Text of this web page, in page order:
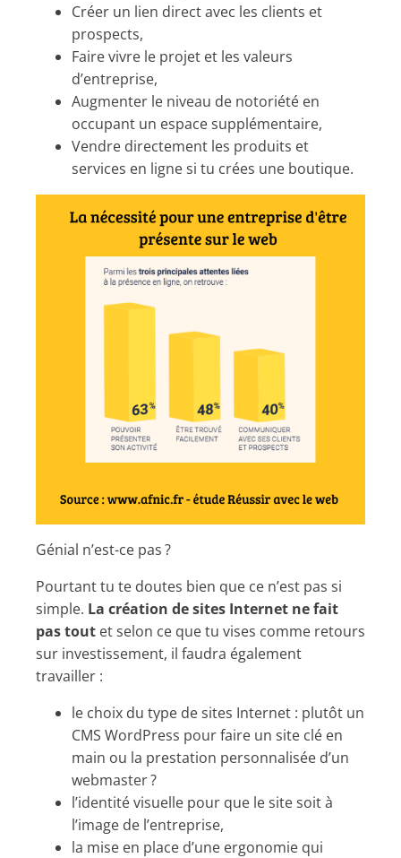
Créer un lien direct avec les clients et
prospects,
Faire vivre le projet et les valeurs
d’entreprise,
Augmenter le niveau de notoriété en
occupant un espace supplémentaire,
Vendre directement les produits et
services en ligne si tu crées une boutique.
Génial n’est-ce pas ?
Pourtant tu te doutes bien que ce n’est pas si
simple. La création de sites Internet ne fait
pas tout et selon ce que tu vises comme retours
sur investissement, il faudra également
travailler :
le choix du type de sites Internet : plutôt un
CMS WordPress pour faire un site clé en
main ou la prestation personnalisée d’un
webmaster ?
l’identité visuelle pour que le site soit à
l’image de l’entreprise,
la mise en place d’une ergonomie qui